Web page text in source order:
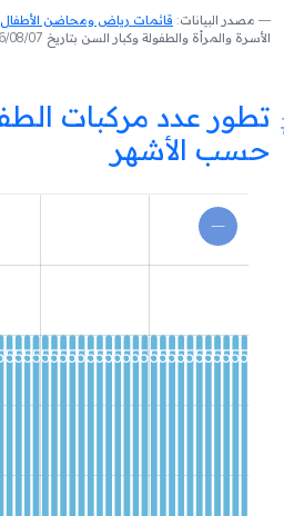
مصدر البيانات: قائمات رياض ومحاضن الأطفال
الأسرة والمرأة والطفولة وكبار السن بتاريخ 2026/08/07 على الساعة 16:31
تطور عدد مركبات
حسب الأشهر